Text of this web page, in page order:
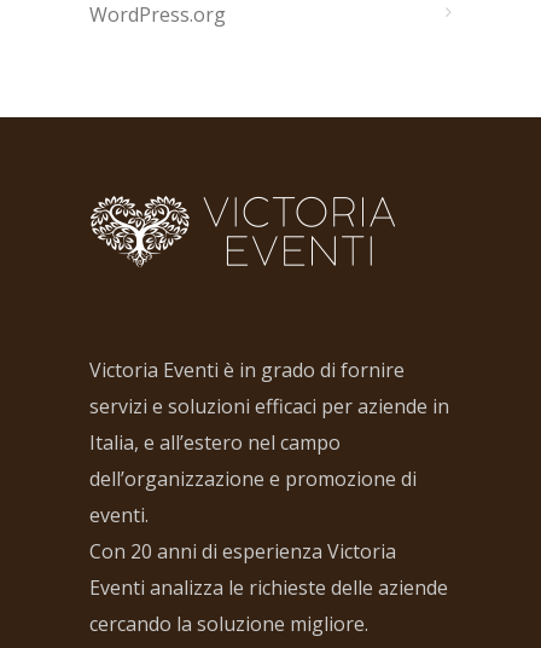
WordPress.org
Victoria Eventi è in grado di fornire
servizi e soluzioni efficaci per aziende in
Italia, e all’estero nel campo
dell’organizzazione e promozione di
eventi.
Con 20 anni di esperienza Victoria
Eventi analizza le richieste delle aziende
cercando la soluzione migliore.